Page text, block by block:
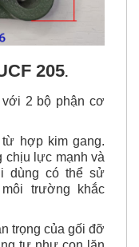
205
2 bộ phận cơ
hợp kim gang.
chịu lực mạnhvà
dùng có thể sử
trường khắc
tự như con lăn
năng cố định